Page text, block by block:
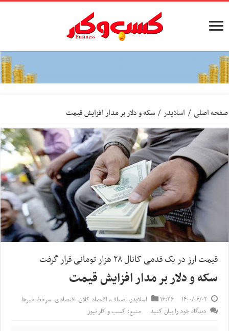
صفحه اصلی / اسلایدر / سکه و دلار بر مدار افزایش قیمت
قیمت ارز در یک قدمی کانال ۲۸ هزار تومانی قرار گرفت
سکه و دلار بر مدار افزایش قیمت
۱۴۰۰/۰۶/۰۲ ۱۶:۳۶ اسلایدر,اصناف,اقتصاد کلان,اقتصادی,سرخط خبرها
دیدگاه خود را بیان کنید
منبع: کسب و کار نیوز